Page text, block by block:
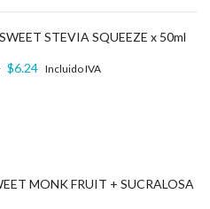
STEVIA SQUEEZE x 50ml
El precio original era: $8.33.
$6.24 El precio actual es: $6.24.
Incluido IVA
MONK FRUIT + SUCRALOSA